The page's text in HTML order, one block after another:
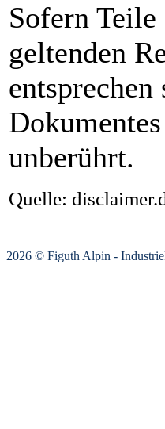
Sofern
geltenden
unberührt.
Quelle:
2026 © Figuth Alpin -